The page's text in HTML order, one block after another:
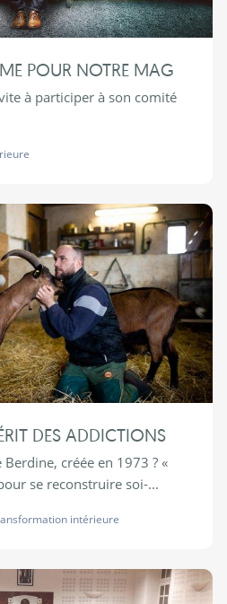
POUR NOTRE MAG
à participer à son comité
DES ADDICTIONS
Berdine, créée en 1973 ? «
se reconstruire soi-...
intérieure